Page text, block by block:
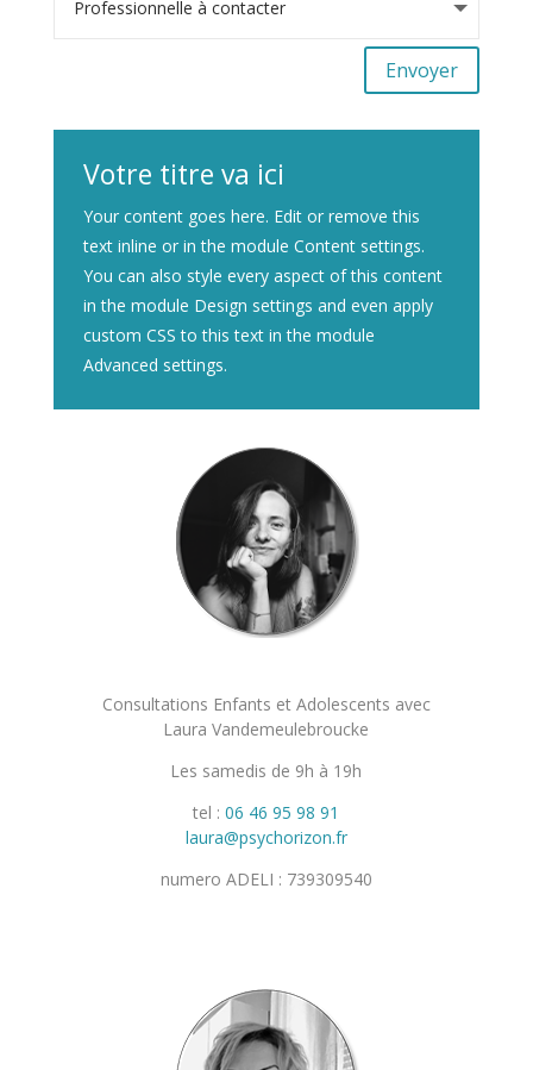
Envoyer
Votre titre va ici
Your content goes here. Edit or remove this
text inline or in the module Content settings.
You can also style every aspect of this content
in the module Design settings and even apply
custom CSS to this text in the module
Advanced settings.
Consultations Enfants et Adolescents avec
Laura Vandemeulebroucke
Les samedis de 9h à 19h
tel :06 46 95 98 91
laura@psychorizon.fr
numero ADELI : 739309540